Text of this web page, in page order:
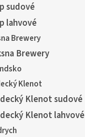
sudové
lahvové
Brewery
Brewery
Klenot
Klenot sudové
Klenot lahvové